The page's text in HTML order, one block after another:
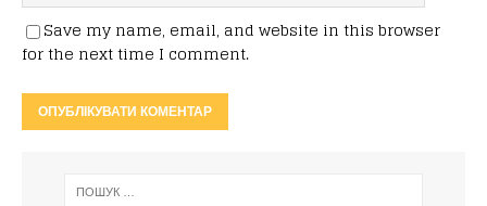
Save my name, email, and website in this browser
for the next time I comment.